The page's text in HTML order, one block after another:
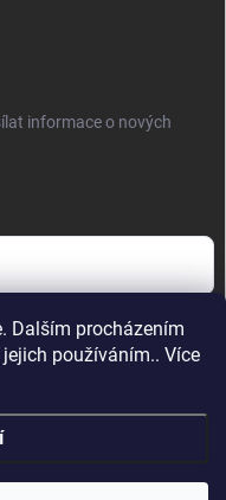
Dalším procházením
používáním.. Více
informace o nových
ochrany osobních údajů
práva vyhrazena.